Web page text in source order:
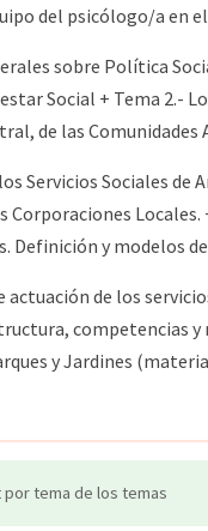
del psicólogo/a en
sobre Política
Social + Tema 2.-
de las
Servicios Sociales
Corporaciones
Definición y modelos
actuación de los
competencias
y Jardines
por tema de los temas